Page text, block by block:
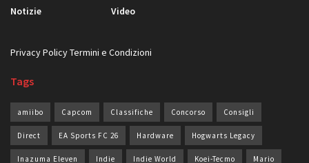
Notizie
Video
Privacy PolicyTermini e Condizioni
Tags
amiibo Capcom Classifiche Concorso Consigli
Direct EA Sports FC 26 Hardware Hogwarts Legacy
Inazuma Eleven Indie Indie World Koei-Tecmo Mario